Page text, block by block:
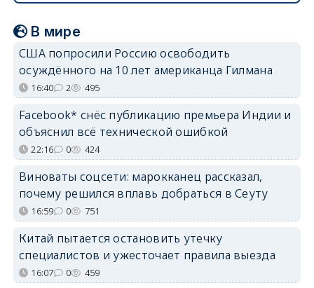
В мире
США попросили Россию освободить
осуждённого на 10 лет американца Гилмана
16:40 2 495
Facebook* снёс публикацию премьера Индии и
объяснил всё технической ошибкой
22:16 0 424
Виноваты соцсети: марокканец рассказал,
почему решился вплавь добраться в Сеуту
16:59 0 751
Китай пытается остановить утечку
специалистов и ужесточает правила выезда
16:07 0 459